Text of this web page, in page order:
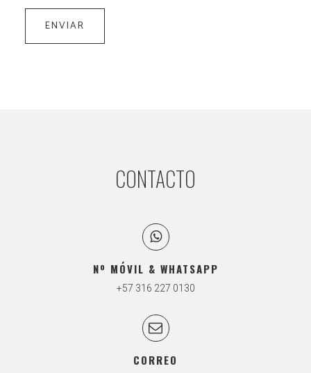
CONTACTO
Nº MÓVIL & WHATSAPP
+57 316 227 0130
CORREO